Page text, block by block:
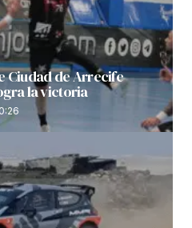
Ciudad de Arrecife
la victoria